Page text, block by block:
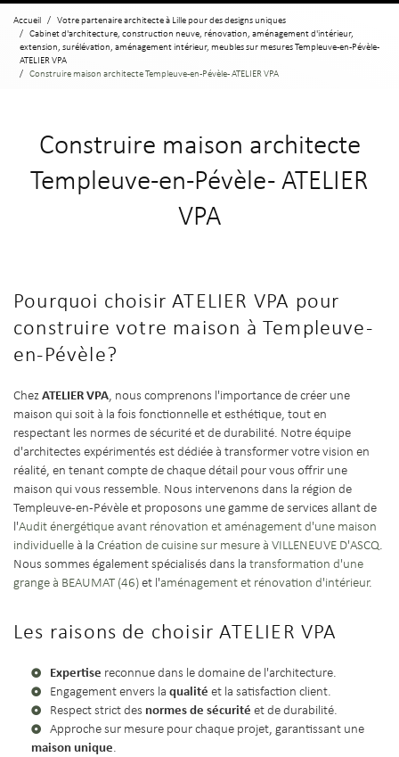
Accueil
Votre partenaire architecte à Lille pour des designs uniques
Cabinet d'architecture, construction neuve, rénovation, aménagement d'intérieur,
extension, surélévation, aménagement intérieur, meubles sur mesures Templeuve-en-Pévèle -
ATELIER VPA
Construire maison architecte Templeuve-en-Pévèle - ATELIER VPA
Construire maison architecte
Templeuve-en-Pévèle - ATELIER
VPA
Pourquoi choisir ATELIER VPA pour
construire votre maison à Templeuve-
en-Pévèle?
ChezATELIER VPA, nous comprenons l'importance de créer une
maison qui soit à la fois fonctionnelle et esthétique, tout en
respectant les normes de sécurité et de durabilité. Notre équipe
d'architectes expérimentés est dédiée à transformer votre vision en
réalité, en tenant compte de chaque détail pour vous offrir une
maison qui vous ressemble. Nous intervenons dans la région de
Templeuve-en-Pévèle et proposons une gamme de services allant de
l'Audit énergétique avant rénovation et aménagement d'une maison
individuelleà la Création de cuisine sur mesure à VILLENEUVE D'ASCQ.
Nous sommes également spécialisés dans la transformation d'une
grange à BEAUMAT (46)et l'aménagement et rénovation d'intérieur.
Les raisons de choisir ATELIER VPA
Expertise reconnue dans le domaine de l'architecture.
Engagement envers la qualité et la satisfaction client.
Respect strict des normes de sécurité et de durabilité.
Approche sur mesure pour chaque projet, garantissant une
maison unique.